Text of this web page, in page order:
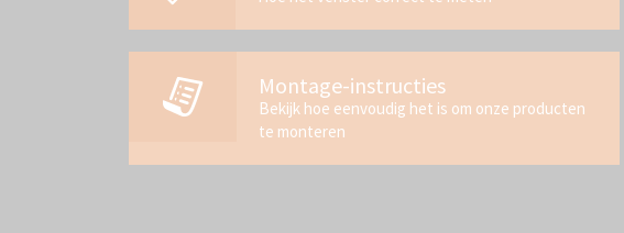
Montage-instructies
Bekijk hoe eenvoudig het is om onze producten
te monteren